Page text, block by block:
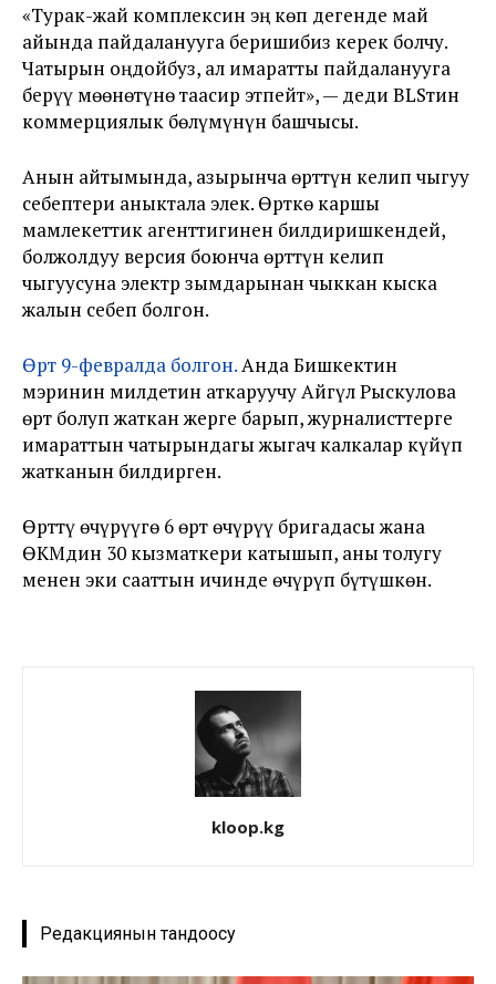
«Турак-жай комплексин эң көп дегенде май
айында пайдаланууга беришибиз керек болчу.
Чатырын оңдойбуз, ал имаратты пайдаланууга
берүү мөөнөтүнө таасир этпейт», — деди BLSтин
коммерциялык бөлүмүнүн башчысы.
Анын айтымында, азырынча өрттүн келип чыгуу
себептери аныктала элек. Өрткө каршы
мамлекеттик агенттигинен билдиришкендей,
болжолдуу версия боюнча өрттүн келип
чыгуусуна электр зымдарынан чыккан кыска
жалын себеп болгон.
Өрт 9-февралда болгон.Анда Бишкектин
мэринин милдетин аткаруучу Айгүл Рыскулова
өрт болуп жаткан жерге барып, журналисттерге
имараттын чатырындагы жыгач калкалар күйүп
жатканын билдирген.
Өрттү өчүрүүгө 6 өрт өчүрүү бригадасы жана
ӨКМдин 30 кызматкери катышып, аны толугу
менен эки сааттын ичинде өчүрүп бүтүшкөн.
kloop.kg
Редакциянын тандоосу